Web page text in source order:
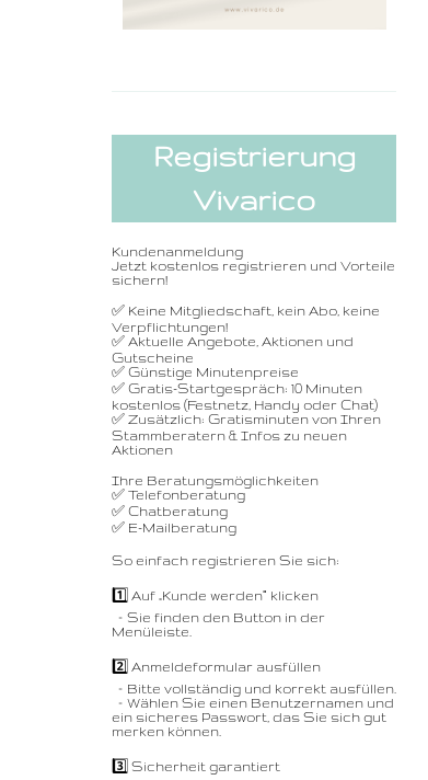
Registrierung
Vivarico
Kundenanmeldung
Jetzt kostenlos registrieren und Vorteile
sichern!
✅ Keine Mitgliedschaft, kein Abo, keine
Verpflichtungen!
✅ Aktuelle Angebote, Aktionen und
Gutscheine
✅ Günstige Minutenpreise
✅ Gratis-Startgespräch: 10 Minuten
kostenlos (Festnetz, Handy oder Chat)
✅ Zusätzlich: Gratisminuten von Ihren
Stammberatern & Infos zu neuen
Aktionen
Ihre Beratungsmöglichkeiten
✅ Telefonberatung
✅ Chatberatung
✅ E-Mailberatung
So einfach registrieren Sie sich:
1️⃣ Auf „Kunde werden“ klicken
– Sie finden den Button in der
Menüleiste.
2️⃣ Anmeldeformular ausfüllen
– Bitte vollständig und korrekt ausfüllen.
– Wählen Sie einen Benutzernamen und
ein sicheres Passwort, das Sie sich gut
merken können.
3️⃣ Sicherheit garantiert